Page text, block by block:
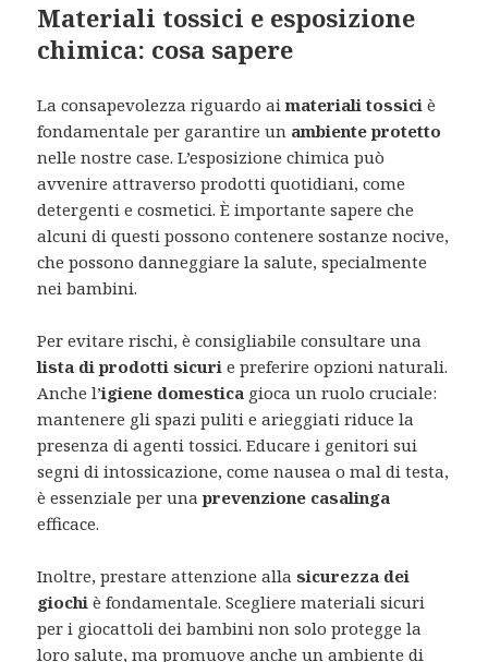
Materiali tossici e esposizione
chimica: cosa sapere
La consapevolezza riguardo aimateriali tossici è
fondamentale per garantire un ambiente protetto
nelle nostre case. L’esposizione chimica può
avvenire attraverso prodotti quotidiani, come
detergenti e cosmetici. È importante sapere che
alcuni di questi possono contenere sostanze nocive,
che possono danneggiare la salute, specialmente
nei bambini.
Per evitare rischi, è consigliabile consultare una
lista di prodotti sicuri e preferire opzioni naturali.
Anche l’igiene domestica gioca un ruolo cruciale:
mantenere gli spazi puliti e arieggiati riduce la
presenza di agenti tossici. Educare i genitori sui
segni di intossicazione, come nausea o mal di testa,
è essenziale per unaprevenzione casalinga
efficace.
Inoltre, prestare attenzione allasicurezza dei
giochi è fondamentale. Scegliere materiali sicuri
per i giocattoli dei bambini non solo protegge la
loro salute, ma promuove anche un ambiente di